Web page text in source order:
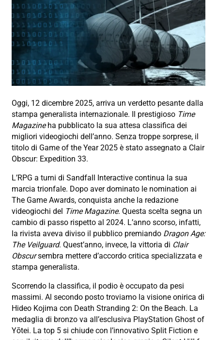
Oggi, 12 dicembre 2025, arriva un verdetto pesante dalla
stampa generalista internazionale. Il prestigioso Time
Magazineha pubblicato la sua attesa classifica dei
migliori videogiochi dell’anno. Senza troppe sorprese, il
titolo di Game of the Year 2025 è stato assegnato a Clair
Obscur: Expedition 33.
L’RPG a turni di Sandfall Interactive continua la sua
marcia trionfale. Dopo aver dominato le nomination ai
The Game Awards, conquista anche la redazione
videogiochi del Time Magazine. Questa scelta segna un
cambio di passo rispetto al 2024. L’anno scorso, infatti,
la rivista aveva diviso il pubblico premiando Dragon Age:
The Veilguard. Quest’anno, invece, la vittoria di Clair
Obscursembra mettere d’accordo critica specializzata e
stampa generalista.
Scorrendo la classifica, il podio è occupato da pesi
massimi. Al secondo posto troviamo la visione onirica di
Hideo Kojima con Death Stranding 2: On the Beach. La
medaglia di bronzo va all’esclusiva PlayStation Ghost of
Yōtei. La top 5 si chiude con l’innovativo Split Fiction e